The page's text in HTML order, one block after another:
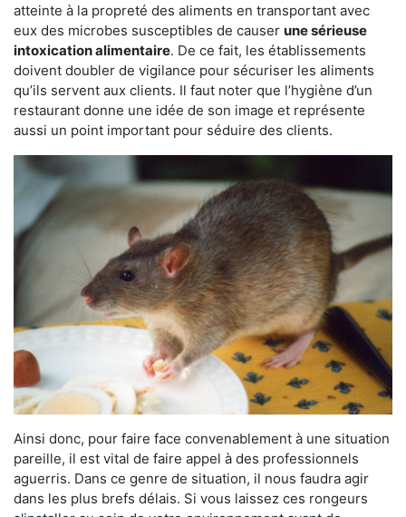
atteinte à la propreté des aliments en transportant avec
eux des microbes susceptibles de causer une sérieuse
intoxication alimentaire. De ce fait, les établissements
doivent doubler de vigilance pour sécuriser les aliments
qu’ils servent aux clients. Il faut noter que l’hygiène d’un
restaurant donne une idée de son image et représente
aussi un point important pour séduire des clients.
Ainsi donc, pour faire face convenablement à une situation
pareille, il est vital de faire appel à des professionnels
aguerris. Dans ce genre de situation, il nous faudra agir
dans les plus brefs délais. Si vous laissez ces rongeurs